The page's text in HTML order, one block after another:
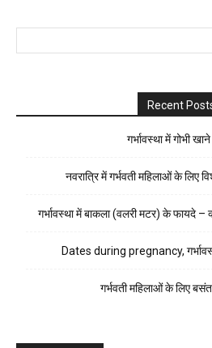
Recent
गर्भावस्था में गोभी
नवरात्रि में गर्भवती महिलाओं के लिए
गर्भावस्था में बाकला (वलरी मटर) के फायदे –
Dates during pregnancy,
गर्भवती महिलाओं के लिए